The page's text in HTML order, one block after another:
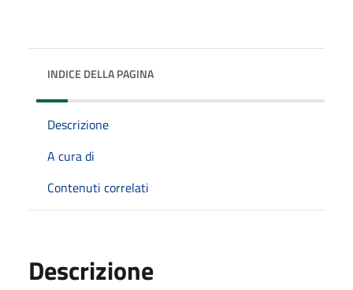
INDICE DELLA PAGINA
Descrizione
A cura di
Contenuti correlati
Descrizione